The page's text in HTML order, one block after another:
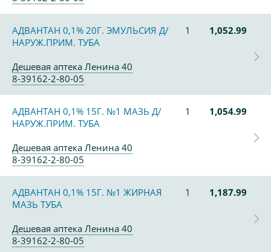
АДВАНТАН 0,1% 20Г. ЭМУЛЬСИЯ Д/
НАРУЖ.ПРИМ. ТУБА
1 1,052.99
Дешевая аптека Ленина 40
8-39162-2-80-05
АДВАНТАН 0,1% 15Г. №1 МАЗЬ Д/
НАРУЖ.ПРИМ. ТУБА
1 1,054.99
Дешевая аптека Ленина 40
8-39162-2-80-05
АДВАНТАН 0,1% 15Г. №1 ЖИРНАЯ
МАЗЬ ТУБА
1 1,187.99
Дешевая аптека Ленина 40
8-39162-2-80-05